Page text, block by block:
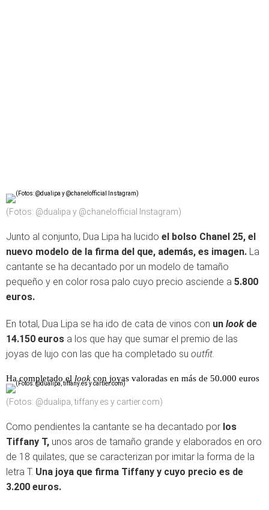
(Fotos: @dualipa y @chanelofficial Instagram)
Junto al conjunto, Dua Lipa ha lucido el bolso Chanel 25, el
nuevo modelo de la firma del que, además, es imagen. La
cantante se ha decantado por un modelo de tamaño
pequeño y en color rosa palo cuyo precio asciende a 5.800
euros.
En total, Dua Lipa se ha ido de cata de vinos con un lookde
14.150 euros a los que hay que sumar el premio de las
joyas de lujo con las que ha completado su outfit.
Ha completado el look con joyas valoradas en más de 50.000 euros
(Fotos: @dualipa, tiffany.es y cartier.com)
Como pendientes la cantante se ha decantado por los
Tiffany T, unos aros de tamaño grande y elaborados en oro
de 18 quilates, que se caracterizan por imitar la forma de la
letra T. Una joya que firma Tiffany y cuyo precio es de
3.200 euros.